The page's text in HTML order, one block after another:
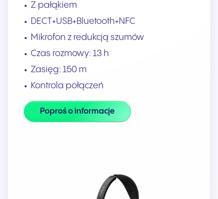
Z pałąkiem
DECT+USB+Bluetooth+NFC
Mikrofon z redukcją szumów
Czas rozmowy: 13 h
Zasięg: 150 m
Kontrola połączeń
Poproś o informacje